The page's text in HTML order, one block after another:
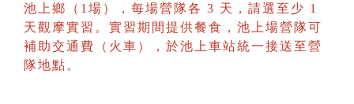
池上鄉（1場），每場營隊各 3 天，請選至少 1
天觀摩實習。實習期間提供餐食，池上場營隊可
補助交通費（火車），於池上車站統一接送至營
隊地點。